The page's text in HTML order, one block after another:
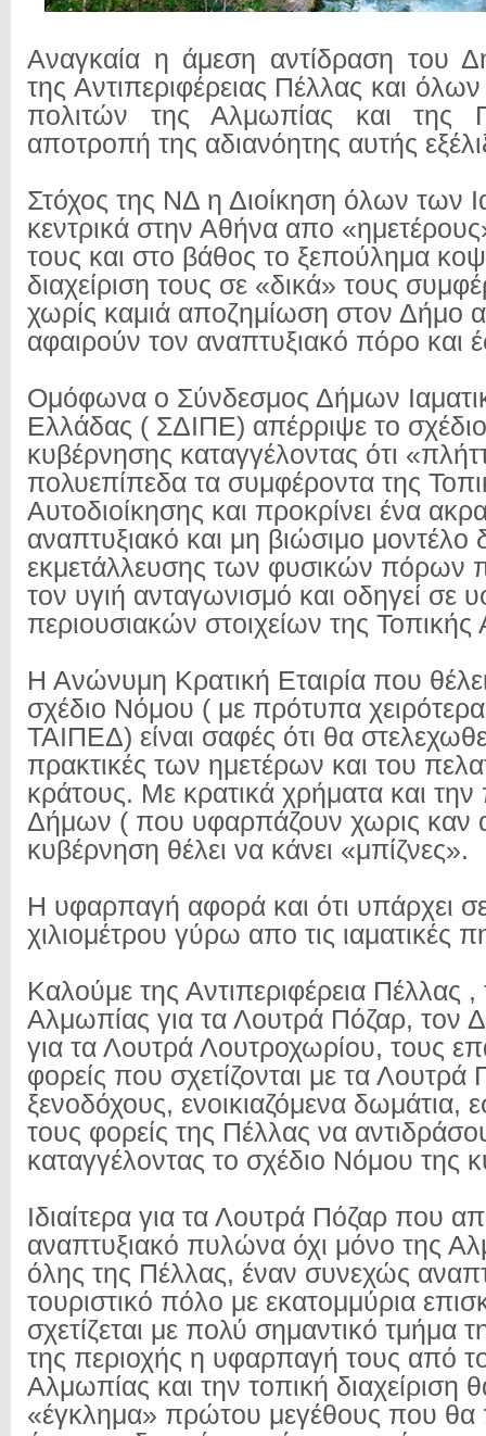
Αναγκαία η άμεση αντίδραση του
της Αντιπεριφέρειας Πέλλας και
πολιτών της Αλμωπίας και της
αποτροπή της αδιανόητης αυτής
Στόχος της ΝΔ η Διοίκηση όλων των
κεντρικά στην Αθήνα απο
τους και στο βάθος το ξεπούλημα
διαχείριση τους σε «δικά» τους
χωρίς καμιά αποζημίωση στον Δήμο
αφαιρούν τον αναπτυξιακό πόρο και
Ομόφωνα ο Σύνδεσμος Δήμων
Ελλάδας ( ΣΔΙΠΕ) απέρριψε το
κυβέρνησης καταγγέλοντας ότι
πολυεπίπεδα τα συμφέροντα της
Αυτοδιοίκησης και προκρίνει ένα
αναπτυξιακό και μη βιώσιμο μοντέλο
εκμετάλλευσης των φυσικών πόρων
τον υγιή ανταγωνισμό και οδηγεί σε
περιουσιακών στοιχείων της Τοπικής
Η Ανώνυμη Κρατική Εταιρία που
σχέδιο Νόμου ( με πρότυπα
ΤΑΙΠΕΔ) είναι σαφές ότι θα
πρακτικές των ημετέρων και του
κράτους. Με κρατικά χρήματα και την
Δήμων ( που υφαρπάζουν χωρις καν
κυβέρνηση θέλει να κάνει «μπίζνες».
Η υφαρπαγή αφορά και ότι υπάρχει
χιλιομέτρου γύρω απο τις ιαματικές
Καλούμε της Αντιπεριφέρεια Πέλλας
Αλμωπίας για τα Λουτρά Πόζαρ, τον
για τα Λουτρά Λουτροχωρίου, τους
φορείς που σχετίζονται με τα Λουτρά
ξενοδόχους, ενοικιαζόμενα δωμάτια,
τους φορείς της Πέλλας να
καταγγέλοντας το σχέδιο Νόμου της
Ιδιαίτερα για τα Λουτρά Πόζαρ που
αναπτυξιακό πυλώνα όχι μόνο της
όλης της Πέλλας, έναν συνεχώς
τουριστικό πόλο με εκατομμύρια
σχετίζεται με πολύ σημαντικό τμήμα
της περιοχής η υφαρπαγή τους από
Αλμωπίας και την τοπική διαχείριση
«έγκλημα» πρώτου μεγέθους που θα